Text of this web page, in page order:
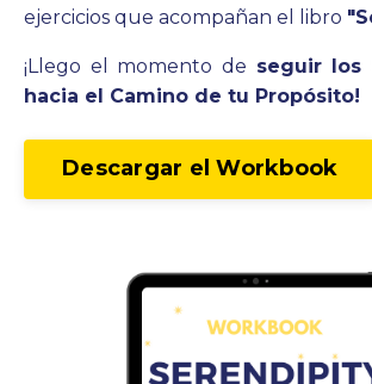
ejercicios que acompañan el libro
¡Llego el momento de seguir los
hacia el Camino de tu Propósito!
Descargar el Workbook